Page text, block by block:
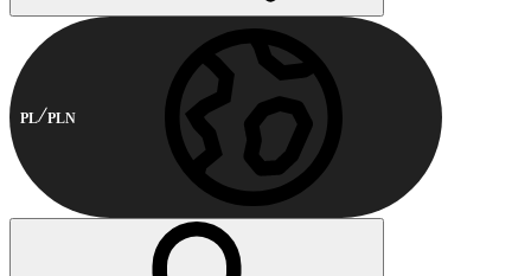
PL PLN